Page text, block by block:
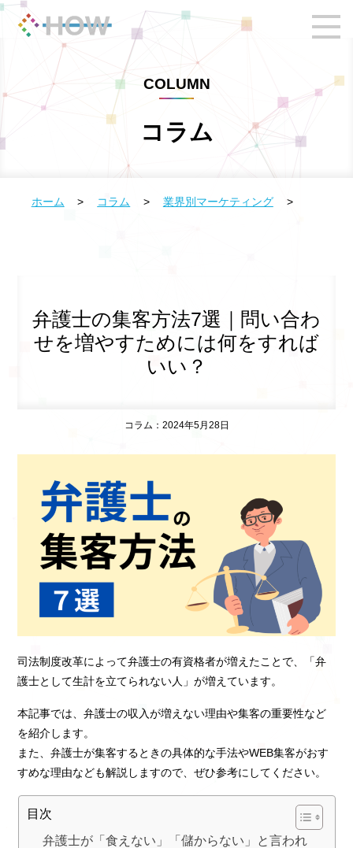
COLUMN
コラム
ホーム > コラム > 業界別マーケティング >
弁護士の集客方法7選｜問い合わ
せを増やすためには何をすれば
いい？
コラム：2024年5月28日
司法制度改革によって弁護士の有資格者が増えたことで、「弁
護士として生計を立てられない人」が増えています。
本記事では、弁護士の収入が増えない理由や集客の重要性など
を紹介します。
また、弁護士が集客するときの具体的な手法やWEB集客がおす
すめな理由なども解説しますので、ぜひ参考にしてください。
目次
弁護士が「食えない」「儲からない」と言われ